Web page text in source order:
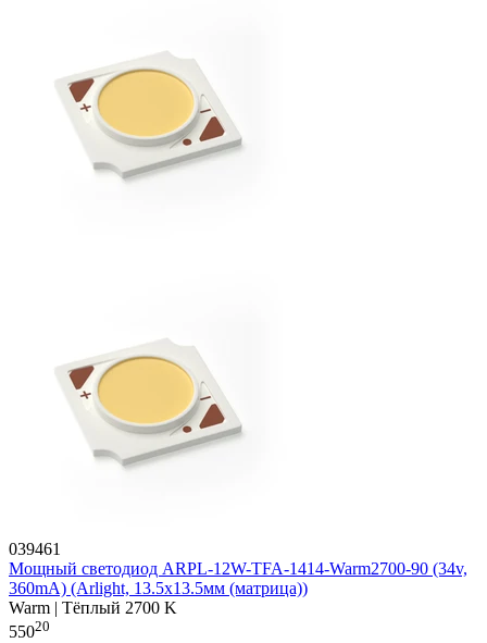
039461
Мощный светодиод ARPL-12W-TFA-1414-Warm2700-90 (34v,
360mA) (Arlight, 13.5х13.5мм (матрица))
Warm | Тёплый 2700 K
55020